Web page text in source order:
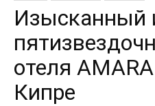
Изысканный
отеля
Кипре